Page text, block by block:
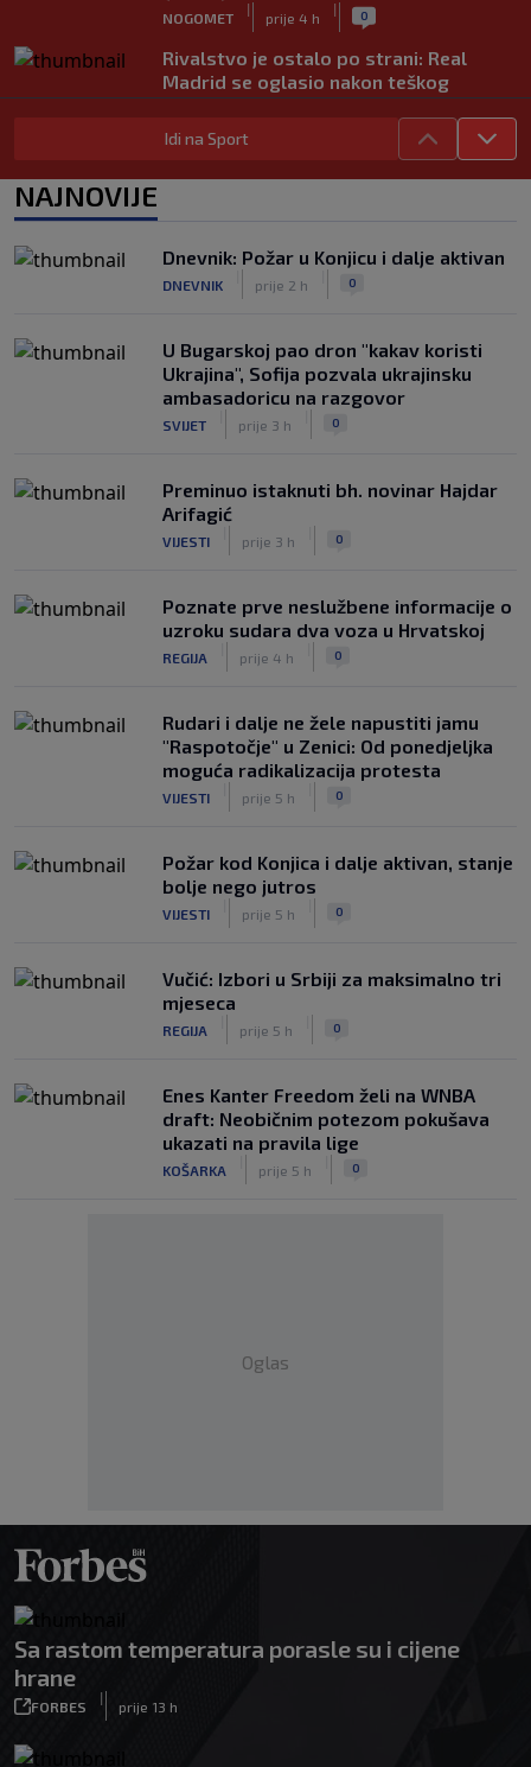
NOGOMET
|
prije 4 h
| 0
Rivalstvo je ostalo po strani: Real
Madrid se oglasio nakon teškog
gubitka Lionela Messija
NOGOMET
prije 4 h
Infantino nekada poručivao: "Novac
NOGOMET
|
prije 5 h
|
Idi na Sport
NAJNOVIJE
Dnevnik: Požar u Konjicu i dalje aktivan
DNEVNIK prije 2 h 0
U Bugarskoj pao dron "kakav koristi
Ukrajina", Sofija pozvala ukrajinsku
ambasadoricu na razgovor
SVIJET prije 3 h 0
Preminuo istaknuti bh. novinar Hajdar
Arifagić
VIJESTI prije 3 h 0
Poznate prve neslužbene informacije o
uzroku sudara dva voza u Hrvatskoj
REGIJA prije 4 h 0
Rudari i dalje ne žele napustiti jamu
"Raspotočje" u Zenici: Od ponedjeljka
moguća radikalizacija protesta
VIJESTI prije 5 h 0
Požar kod Konjica i dalje aktivan, stanje
bolje nego jutros
VIJESTI prije 5 h 0
Vučić: Izbori u Srbiji za maksimalno tri
mjeseca
REGIJA prije 5 h 0
Enes Kanter Freedom želi na WNBA
draft: Neobičnim potezom pokušava
ukazati na pravila lige
KOŠARKA prije 5 h 0
Oglas
Sa rastom temperatura porasle su i cijene
hrane
FORBES
|
prije 13 h